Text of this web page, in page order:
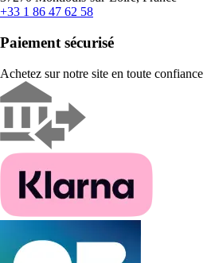
+33 1 86 47 62 58
Paiement sécurisé
Achetez sur notre site en toute confiance